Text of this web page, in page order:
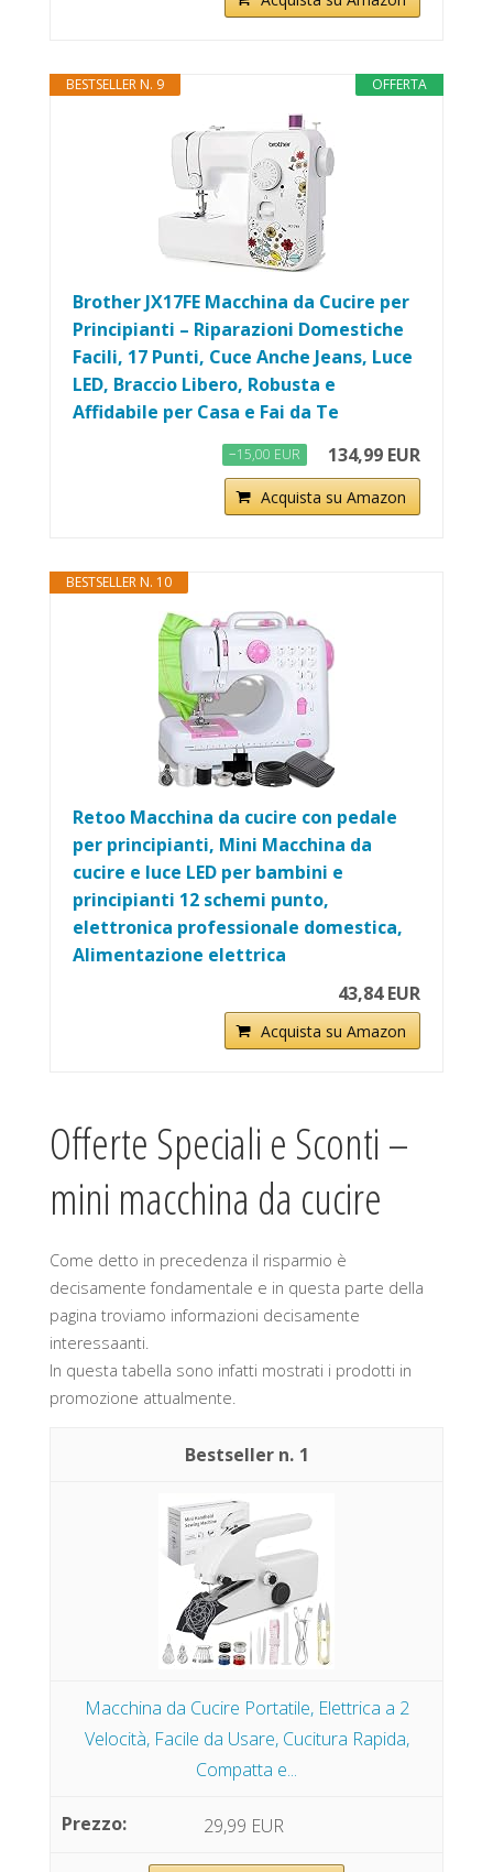
OFFERTA
BESTSELLER N. 9
Brother JX17FE Macchina da Cucire per
Principianti – Riparazioni Domestiche
Facili, 17 Punti, Cuce Anche Jeans, Luce
LED, Braccio Libero, Robusta e
Affidabile per Casa e Fai da Te
−15,00 EUR 134,99 EUR
Acquista su Amazon
BESTSELLER N. 10
Retoo Macchina da cucire con pedale
per principianti, Mini Macchina da
cucire e luce LED per bambini e
principianti 12 schemi punto,
elettronica professionale domestica,
Alimentazione elettrica
43,84 EUR
Acquista su Amazon
Offerte Speciali e Sconti –
mini macchina da cucire
Come detto in precedenza il risparmio è
decisamente fondamentale e in questa parte della
pagina troviamo informazioni decisamente
interessaanti.
In questa tabella sono infatti mostrati i prodotti in
promozione attualmente.
1
Macchina da Cucire Portatile, Elettrica a 2
Velocità, Facile da Usare, Cucitura Rapida,
Compatta e...
29,99 EUR